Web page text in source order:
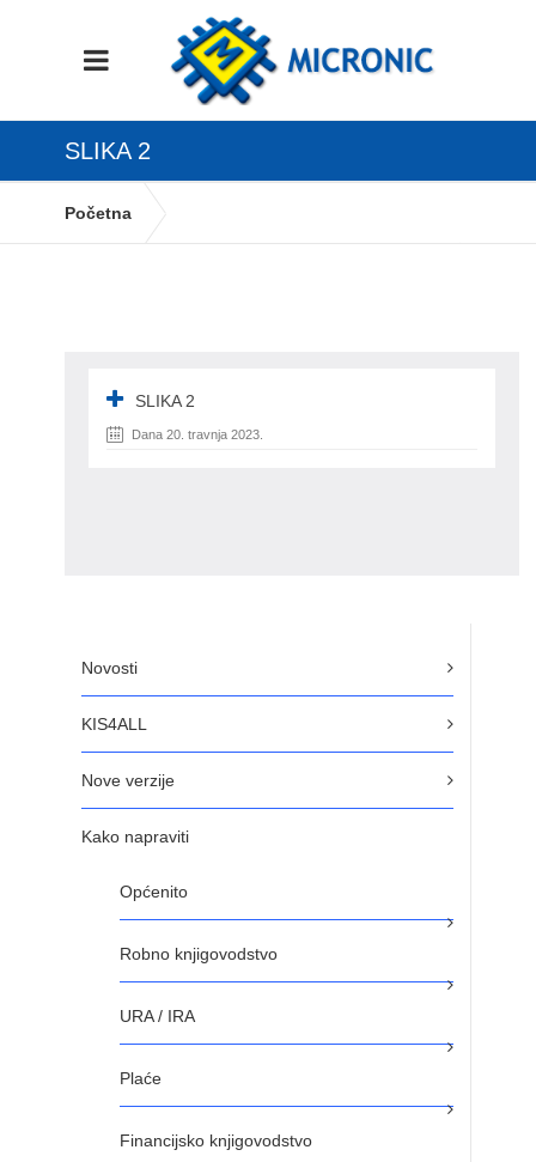
SLIKA 2
Početna
Novosti
KIS4ALL
Nove verzije
Kako napraviti
Općenito
Robno knjigovodstvo
URA / IRA
Plaće
Financijsko knjigovodstvo
SLIKA 2
Dana 20. travnja 2023.